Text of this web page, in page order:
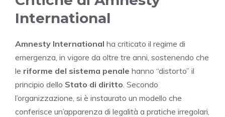
International
Amnesty International ha criticato il regime di
emergenza, in vigore da oltre tre anni, sostenendo che
le riforme del sistema penale hanno “distorto” il
principio dello Stato di diritto. Secondo
l’organizzazione, si è instaurato un modello che
conferisce un’apparenza di legalità a pratiche irregolari,